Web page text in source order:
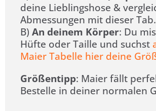
deine Lieblingshose &
Abmessungen mit dieser Tab.
B) An deinem Körper: Du
Hüfte oder Taille und suchst
Maier Tabelle hier deine
Größentipp: Maier fällt
Bestelle in deiner normalen